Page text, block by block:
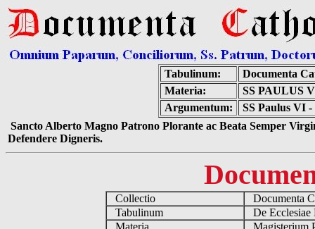
Tabulinum:
Documenta
Materia:
SS PAULUS
Argumentum:
SS Paulus VI
Sancto Alberto Magno Patrono Plorante ac Beata Semper
Defendere Digneris.
Collectio
Documenta
Tabulinum
De
Materia
Magisterium